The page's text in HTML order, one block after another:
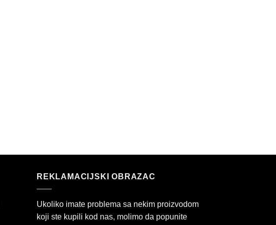
REKLAMACIJSKI OBRAZAC
Ukoliko imate problema sa nekim proizvodom
koji ste kupili kod nas, molimo da popunite